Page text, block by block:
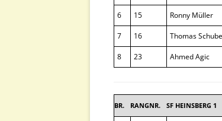
6 15 Ronny Müller
7 16 Thomas
8 23 Ahmed Agic
BR. RANGNR. SF HEINSBERG 1